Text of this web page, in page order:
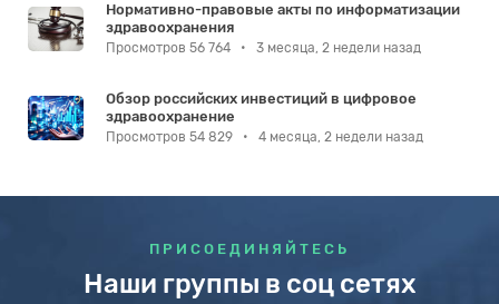
Нормативно-правовые акты по информатизации
здравоохранения
Просмотров 56 764 • 3 месяца, 2 недели назад
Обзор российских инвестиций в цифровое
здравоохранение
Просмотров 54 829 • 4 месяца, 2 недели назад
ПРИСОЕДИНЯЙТЕСЬ
Наши группы в соц сетях